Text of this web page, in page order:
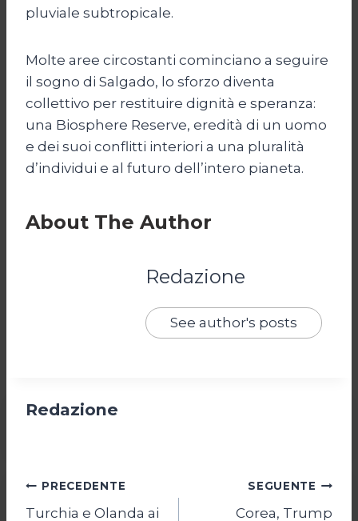
pluviale subtropicale.
Molte aree circostanti cominciano a seguire
il sogno di Salgado, lo sforzo diventa
collettivo per restituire dignità e speranza:
una Biosphere Reserve, eredità di un uomo
e dei suoi conflitti interiori a una pluralità
d’individui e al futuro dell’intero pianeta.
About The Author
Redazione
See author's posts
Redazione
Navigazione
PRECEDENTE
Turchia e Olanda ai
SEGUENTE
Corea, Trump